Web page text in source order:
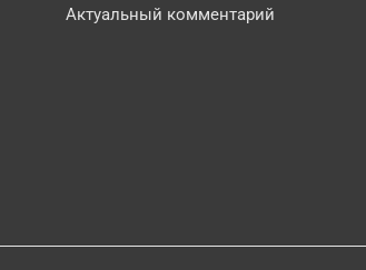
Актуальный комментарий